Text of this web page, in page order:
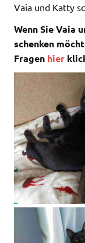
Vaia und Katty
Wenn Sie Vaia
schenken
Fragen hier